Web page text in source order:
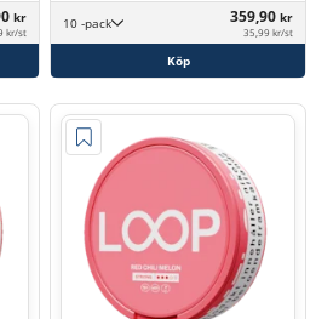
kr
kr/st
10 -pack 359,90 kr
35,99 kr/st
Köp